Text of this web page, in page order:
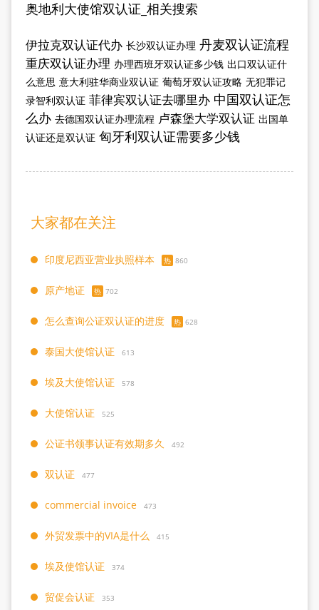
奥地利大使馆双认证_相关搜索
伊拉克双认证代办 长沙双认证办理 丹麦双认证流程
重庆双认证办理 办理西班牙双认证多少钱 出口双认证什
么意思 意大利驻华商业双认证 葡萄牙双认证攻略 无犯罪记
录智利双认证 菲律宾双认证去哪里办 中国双认证怎
么办 去德国双认证办理流程 卢森堡大学双认证 出国单
认证还是双认证 匈牙利双认证需要多少钱
大家都在关注
印度尼西亚营业执照样本 热 860
原产地证 热 702
怎么查询公证双认证的进度 热 628
泰国大使馆认证 613
埃及大使馆认证 578
大使馆认证 525
公证书领事认证有效期多久 492
双认证 477
commercial invoice 473
外贸发票中的VIA是什么 415
埃及使馆认证 374
贸促会认证 353